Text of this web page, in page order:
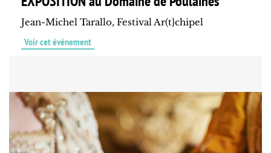
Jean-Michel Tarallo, Festival Ar(t}chipel
Voir cet événement